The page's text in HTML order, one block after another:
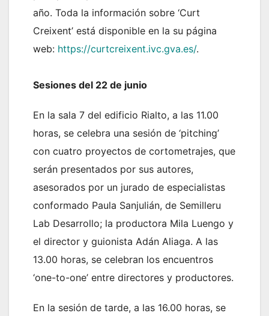
año. Toda la información sobre ‘Curt
Creixent’ está disponible en la su página
web: https://curtcreixent.ivc.gva.es/.
Sesiones del 22 de junio
En la sala 7 del edificio Rialto, a las 11.00
horas, se celebra una sesión de ‘pitching’
con cuatro proyectos de cortometrajes, que
serán presentados por sus autores,
asesorados por un jurado de especialistas
conformado Paula Sanjulián, de Semilleru
Lab Desarrollo; la productora Mila Luengo y
el director y guionista Adán Aliaga. A las
13.00 horas, se celebran los encuentros
‘one-to-one’ entre directores y productores.
En la sesión de tarde, a las 16.00 horas, se